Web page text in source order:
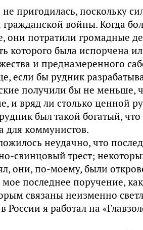
пригодилась, поскольку
войны. Когда
они потратили громадные
которого была испорчена
и преднамеренного
если бы рудник
получили бы не меньше,
и вряд ли столько ценной
был такой богатый, что
для коммунистов.
неудачно, что
свинцовый трест;
они, по-моему, были
последнее поручение,
связаны неизменно
я работал на